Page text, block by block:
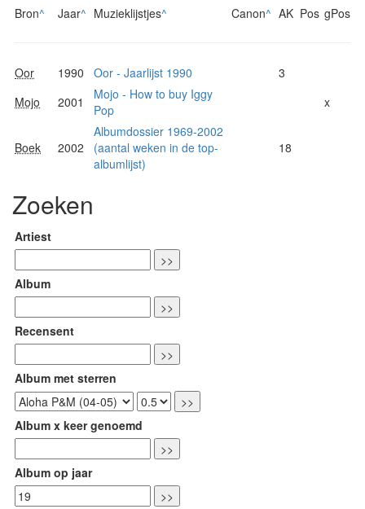
Bron^ Jaar^ Muzieklijstjes^ Canon^ AK Pos gPos
Oor 1990 Oor - Jaarlijst 1990
3
Mojo
2001
Mojo - How to buy Iggy
Pop
x
Boek 2002
Albumdossier 1969-2002
(aantal weken in de top-
albumlijst)
18
Zoeken
Artiest
Album
Recensent
Album met sterren
Album x keer genoemd
Album op jaar